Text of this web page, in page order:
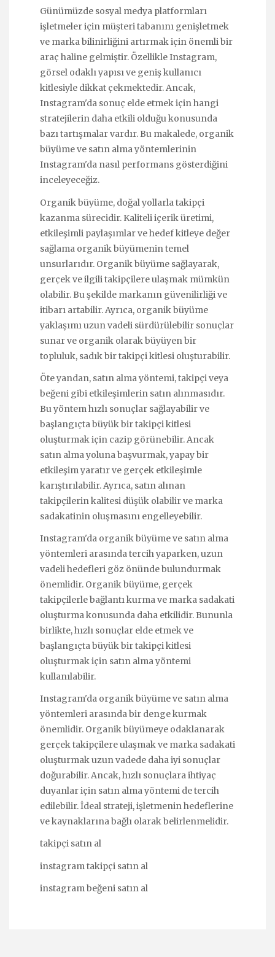
Günümüzde sosyal medya platformları
işletmeler için müşteri tabanını genişletmek
ve marka bilinirliğini artırmak için önemli bir
araç haline gelmiştir. Özellikle Instagram,
görsel odaklı yapısı ve geniş kullanıcı
kitlesiyle dikkat çekmektedir. Ancak,
Instagram'da sonuç elde etmek için hangi
stratejilerin daha etkili olduğu konusunda
bazı tartışmalar vardır. Bu makalede, organik
büyüme ve satın alma yöntemlerinin
Instagram'da nasıl performans gösterdiğini
inceleyeceğiz.
Organik büyüme, doğal yollarla takipçi
kazanma sürecidir. Kaliteli içerik üretimi,
etkileşimli paylaşımlar ve hedef kitleye değer
sağlama organik büyümenin temel
unsurlarıdır. Organik büyüme sağlayarak,
gerçek ve ilgili takipçilere ulaşmak mümkün
olabilir. Bu şekilde markanın güvenilirliği ve
itibarı artabilir. Ayrıca, organik büyüme
yaklaşımı uzun vadeli sürdürülebilir sonuçlar
sunar ve organik olarak büyüyen bir
topluluk, sadık bir takipçi kitlesi oluşturabilir.
Öte yandan, satın alma yöntemi, takipçi veya
beğeni gibi etkileşimlerin satın alınmasıdır.
Bu yöntem hızlı sonuçlar sağlayabilir ve
başlangıçta büyük bir takipçi kitlesi
oluşturmak için cazip görünebilir. Ancak
satın alma yoluna başvurmak, yapay bir
etkileşim yaratır ve gerçek etkileşimle
karıştırılabilir. Ayrıca, satın alınan
takipçilerin kalitesi düşük olabilir ve marka
sadakatinin oluşmasını engelleyebilir.
Instagram'da organik büyüme ve satın alma
yöntemleri arasında tercih yaparken, uzun
vadeli hedefleri göz önünde bulundurmak
önemlidir. Organik büyüme, gerçek
takipçilerle bağlantı kurma ve marka sadakati
oluşturma konusunda daha etkilidir. Bununla
birlikte, hızlı sonuçlar elde etmek ve
başlangıçta büyük bir takipçi kitlesi
oluşturmak için satın alma yöntemi
kullanılabilir.
Instagram'da organik büyüme ve satın alma
yöntemleri arasında bir denge kurmak
önemlidir. Organik büyümeye odaklanarak
gerçek takipçilere ulaşmak ve marka sadakati
oluşturmak uzun vadede daha iyi sonuçlar
doğurabilir. Ancak, hızlı sonuçlara ihtiyaç
duyanlar için satın alma yöntemi de tercih
edilebilir. İdeal strateji, işletmenin hedeflerine
ve kaynaklarına bağlı olarak belirlenmelidir.
takipçi satın al
instagram takipçi satın al
instagram beğeni satın al